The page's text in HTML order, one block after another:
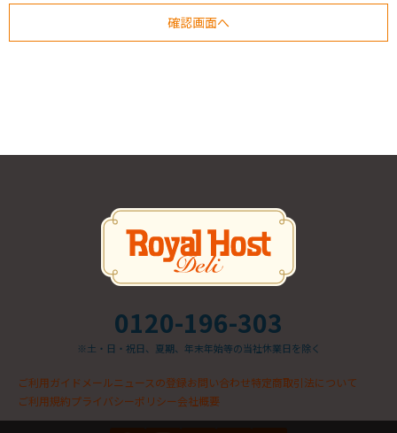
0120-196-303
※土・日・祝日、夏期、年末年始等の当社休業日を除く
ご利用ガイド メールニュースの登録お問い合わせ特定商取引法について
ご利用規約プライバシーポリシー会社概要